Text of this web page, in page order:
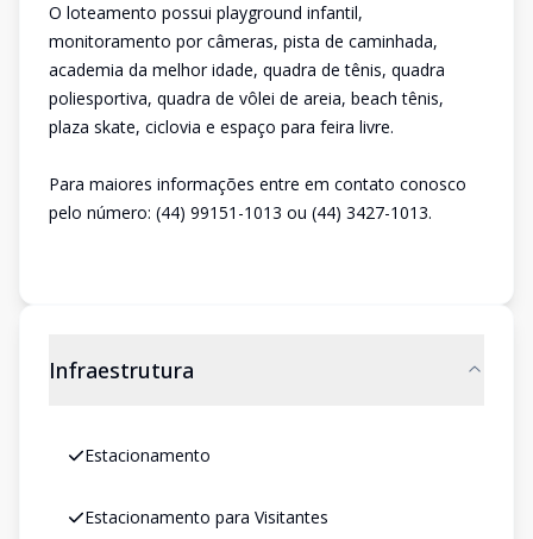
O loteamento possui playground infantil,
monitoramento por câmeras, pista de caminhada,
academia da melhor idade, quadra de tênis, quadra
poliesportiva, quadra de vôlei de areia, beach tênis,
plaza skate, ciclovia e espaço para feira livre.
Para maiores informações entre em contato conosco
pelo número: (44) 99151-1013 ou (44) 3427-1013.
Infraestrutura
Estacionamento
Estacionamento para Visitantes